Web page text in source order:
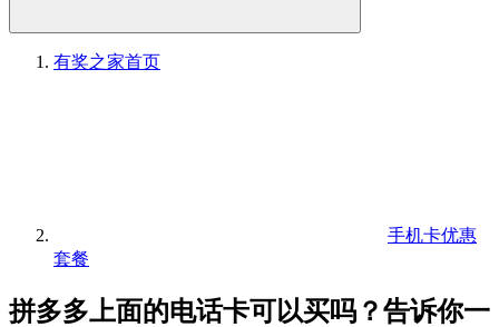
有奖之家首页
手机卡优惠
套餐
拼多多上面的电话卡可以买吗？告诉你一